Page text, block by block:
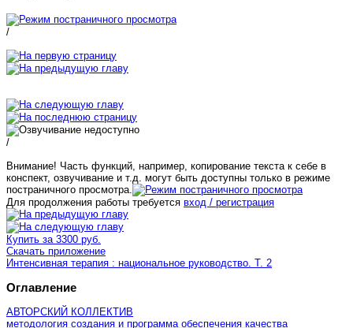
/
/
Внимание! Часть функций, например, копирование текста к себе в
конспект, озвучивание и т.д. могут быть доступны только в режиме
постраничного просмотра.
Для продолжения работы требуется вход / регистрация
Купить за 3300 руб.
Скачать приложение
Интенсивная терапия : национальное руководство. Т. 2
Оглавление
АВТОРСКИЙ КОЛЛЕКТИВ
методология создания и программа обеспечения качества